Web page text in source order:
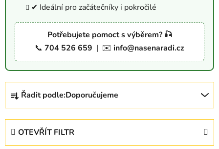
✔ Ideální pro začátečníky i pokročilé
Potřebujete pomoct s výběrem? 🎣
📞 704 526 659 | ✉️ info@nasenaradi.cz
Ř
z
Řadit podle:Doporučujeme
OTEVŘÍT FILTR